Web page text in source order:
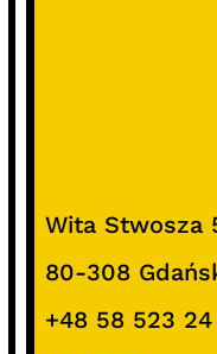
Wita Stwosza
80-308
+48 58 523